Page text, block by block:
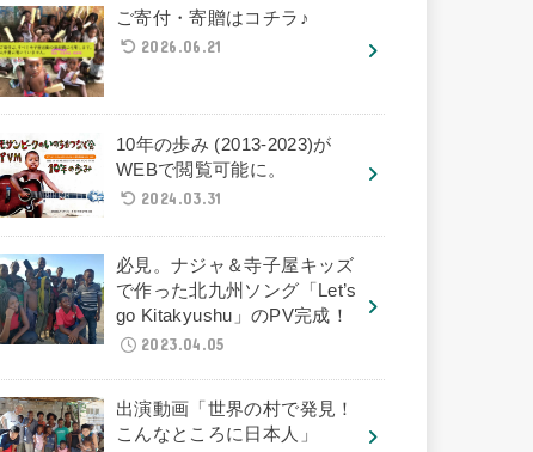
ご寄付・寄贈はコチラ♪
2026.06.21
10年の歩み (2013-2023)が
WEBで閲覧可能に。
2024.03.31
必見。ナジャ＆寺子屋キッズ
で作った北九州ソング「Let’s
go Kitakyushu」のPV完成！
2023.04.05
出演動画「世界の村で発見！
こんなところに日本人」